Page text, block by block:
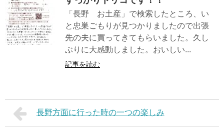
「長野 お土産」で検索したところ、い
と忠巣ごもりが見つかりましたので出張
先の夫に買ってきてもらいました。久し
ぶりに大感動しました。おいしい...
記事を読む
長野方面に行った時の一つの楽しみ